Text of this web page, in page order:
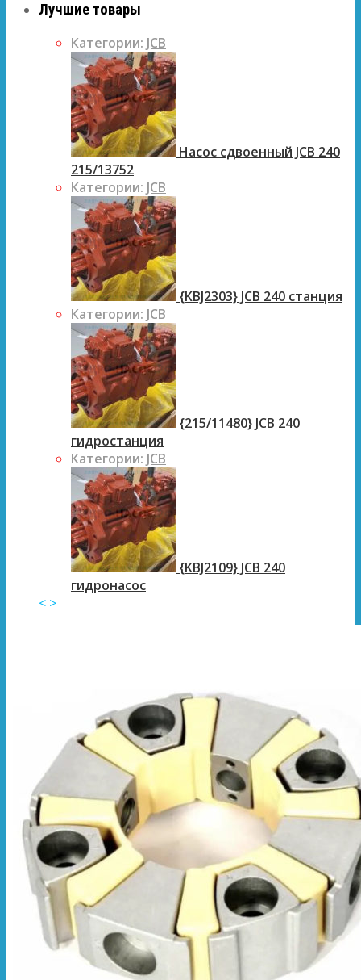
Лучшие товары
Категории: JCB
Насос сдвоенный JCB 240
215/13752
Категории: JCB
{KBJ2303} JCB 240 станция
Категории: JCB
{215/11480} JCB 240
гидростанция
Категории: JCB
{KBJ2109} JCB 240
гидронасос
< >